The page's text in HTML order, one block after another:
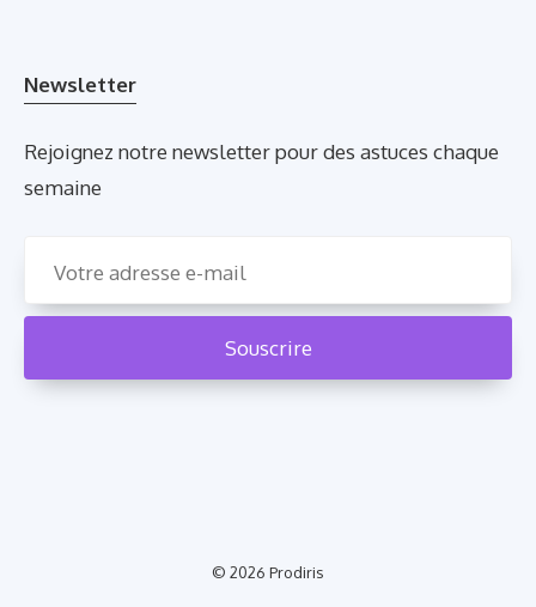
Newsletter
Rejoignez notre newsletter pour des astuces chaque
semaine
© 2026 Prodiris